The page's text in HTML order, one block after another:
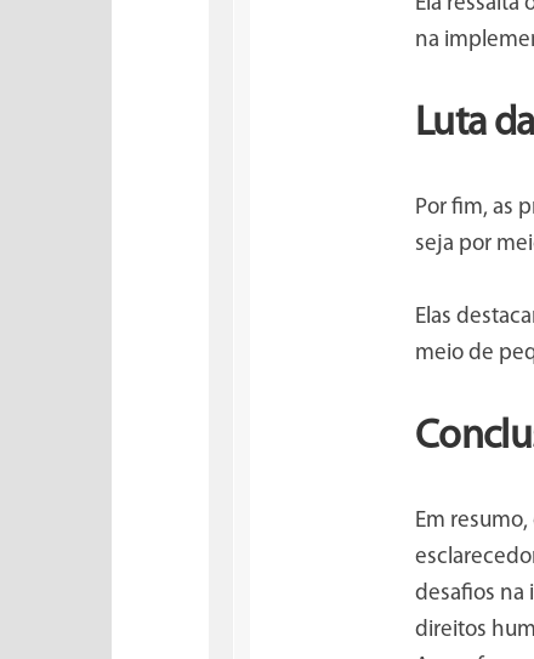
Ela ressalta
na
Luta
Por fim, as
seja por
Elas
meio de
Em
desafios na
direitos